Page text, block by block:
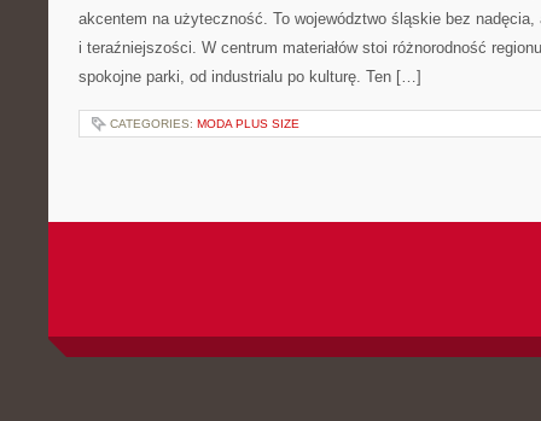
akcentem na użyteczność. To województwo śląskie bez
i teraźniejszości. W centrum materiałów stoi różnorodność
spokojne parki, od industrialu po kulturę. Ten […]
CATEGORIES: MODA PLUS SIZE